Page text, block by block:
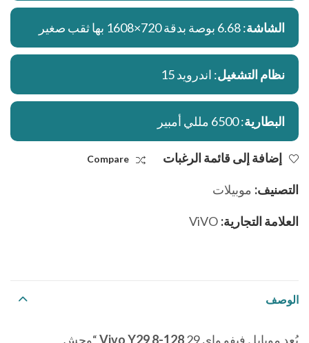
الشاشة: 6.68 بوصة بدقة 720×1608 بها ثقب صغير
نظام التشغيل: اندرويد 15
البطارية: 6500 مللي أمبير
إضافة إلى قائمة الرغبات Compare
التصنيف: موبيلات
العلامة التجارية: ViVO
الوصف
يُعد موبايل فيفو واي 29 Vivo Y29 8-128“وحش